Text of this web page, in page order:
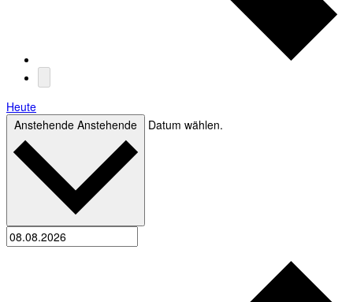
Heute
Anstehende Anstehende Datum wählen.